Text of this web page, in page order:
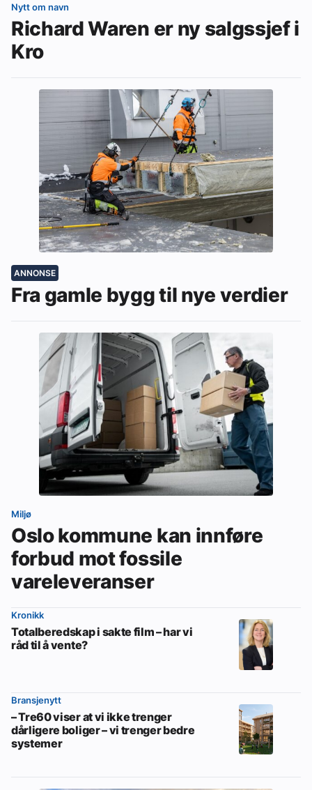
Nytt om navn
Richard Waren er ny salgssjef i
Kro
ANNONSE
Fra gamle bygg til nye verdier
Miljø
Oslo kommune kan innføre
forbud mot fossile
vareleveranser
Kronikk
Totalberedskap i sakte film – har vi
råd til å vente?
Bransjenytt
– Tre60 viser at vi ikke trenger
dårligere boliger – vi trenger bedre
systemer